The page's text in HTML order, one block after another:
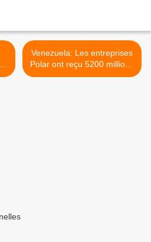
Venezuela: Les entreprises
Polar ont reçu 5200 millions
de $ de l'Etat vénézuélien >